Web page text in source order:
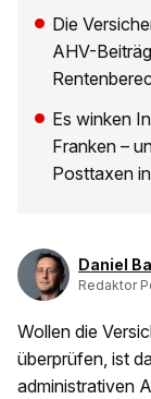
Die
AHV-
Es winken
Franken –
Posttaxen
Daniel
Redaktor
Wollen die
überprüfen, ist
administrativen